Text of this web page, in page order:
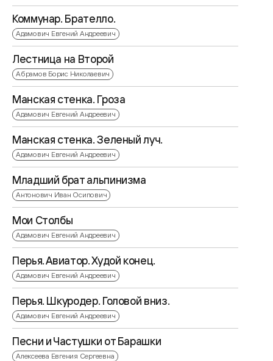
Коммунар. Брателло.
Адамович Евгений Андреевич
Лестница на Второй
Абрамов Борис Николаевич
Манская стенка. Гроза
Адамович Евгений Андреевич
Манская стенка. Зеленый луч.
Адамович Евгений Андреевич
Младший брат альпинизма
Антонович Иван Осипович
Мои Столбы
Адамович Евгений Андреевич
Перья. Авиатор. Худой конец.
Адамович Евгений Андреевич
Перья. Шкуродер. Головой вниз.
Адамович Евгений Андреевич
Песни и Частушки от Барашки
Алексеева Евгения Сергеевна